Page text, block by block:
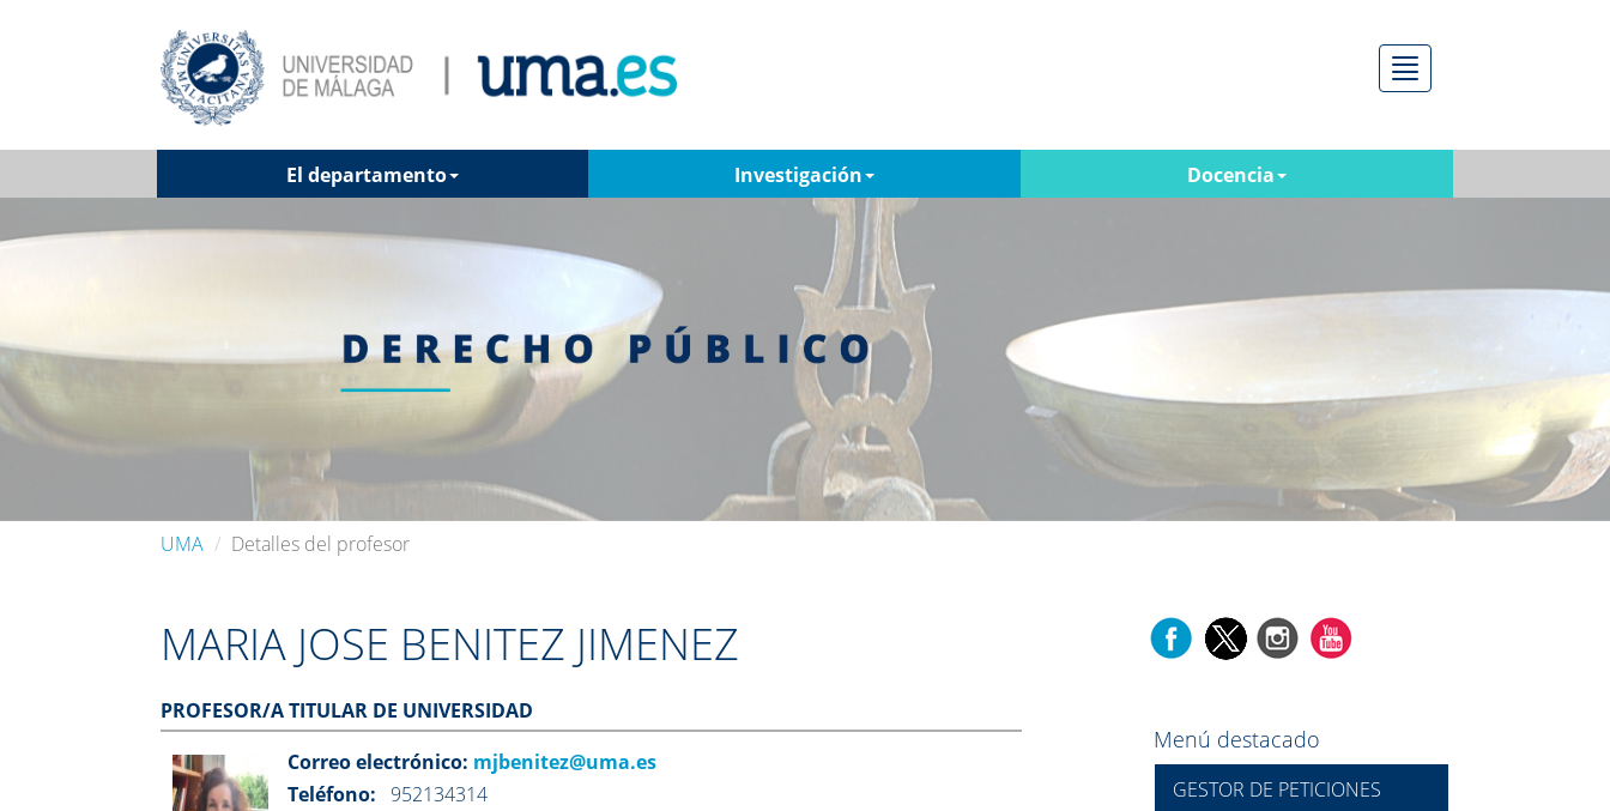
Menú
El departamento Investigación Docencia
UMA Detalles del profesor
MARIA JOSE BENITEZ JIMENEZ
PROFESOR/A TITULAR DE UNIVERSIDAD
Correo electrónico: mjbenitez@uma.es
Teléfono: 952134314
Menú destacado
GESTOR DE PETICIONES